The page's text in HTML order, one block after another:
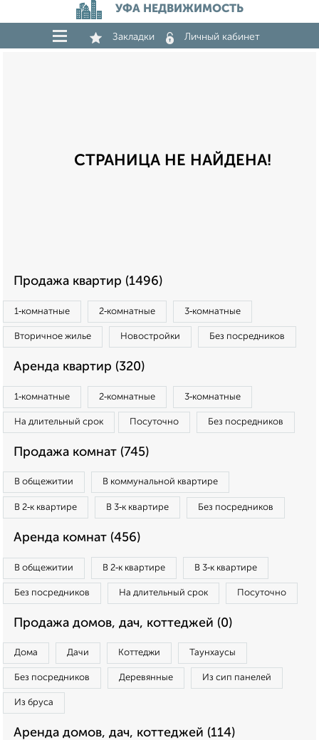
УФА НЕДВИЖИМОСТЬ
Закладки Личный кабинет
СТРАНИЦА НЕ НАЙДЕНА!
Продажа квартир (1496)
1‑комнатные 2‑комнатные 3‑комнатные
Вторичное жилье Новостройки Без посредников
Аренда квартир (320)
1‑комнатные 2‑комнатные 3‑комнатные
На длительный срок Посуточно Без посредников
Продажа комнат (745)
В общежитии В коммунальной квартире
В 2‑к квартире В 3‑к квартире Без посредников
Аренда комнат (456)
В общежитии В 2‑к квартире В 3‑к квартире
Без посредников На длительный срок Посуточно
Продажа домов, дач, коттеджей (0)
Дома Дачи Коттеджи Таунхаусы
Без посредников Деревянные Из сип панелей
Из бруса
Аренда домов, дач, коттеджей (114)